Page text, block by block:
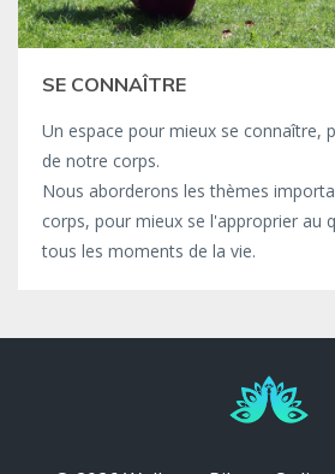
SE CONNAÎTRE
Un espace pour mieux se connaître,
de notre corps.
Nous aborderons les thèmes
corps, pour mieux se l'approprier au
tous les moments de la vie.